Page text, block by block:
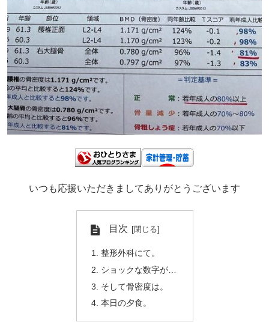
いつも応援いただきましてありがとうございます
目次
整形外科にて。
ショックな数字が…
そして骨密度は。
本日の夕食。